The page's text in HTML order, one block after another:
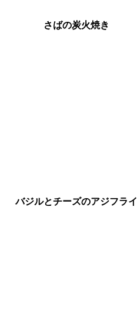
さばの炭火焼き
バジルとチーズのアジフライ